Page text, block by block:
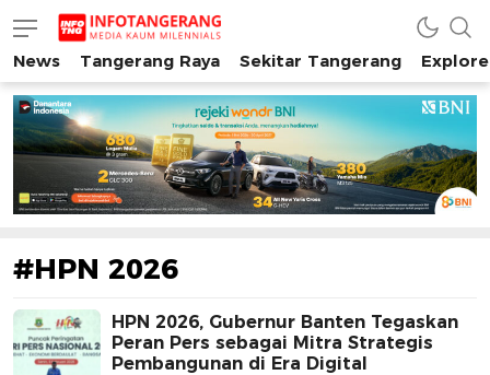
INFO TANGERANG
Media Kaum Millenials Tangerang Raya
News Tangerang Raya Sekitar Tangerang
#HPN 2026
HPN 2026, Gubernur Banten Tegaskan
Peran Pers sebagai Mitra Strategis
Pembangunan di Era Digital